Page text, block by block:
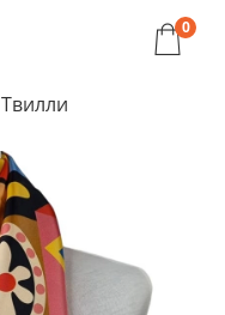
0
Твилли